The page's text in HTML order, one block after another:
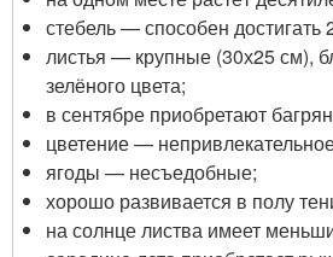
стебель — способен достигать
листья — крупные (30х25 см),
зелёного цвета;
в сентябре приобретают
цветение —
ягоды — несъедобные;
хорошо развивается в полу
на солнце листва имеет